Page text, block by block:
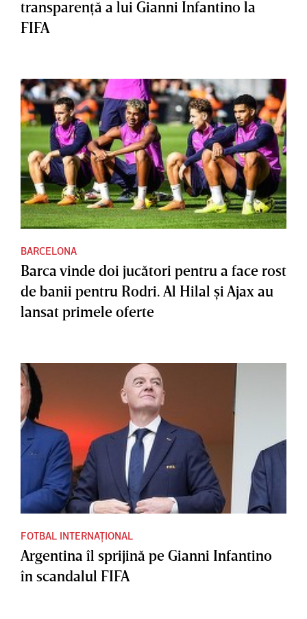
transparenţă a lui Gianni Infantino la
FIFA
BARCELONA
Barca vinde doi jucători pentru a face rost
de banii pentru Rodri. Al Hilal şi Ajax au
lansat primele oferte
FOTBAL INTERNAȚIONAL
Argentina îl sprijină pe Gianni Infantino
în scandalul FIFA